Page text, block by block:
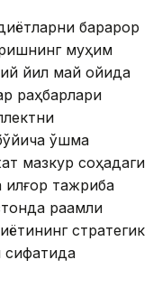
барқарор
муҳим
йил май ойида
раҳбарлари
қўшма
мазкур соҳадаги
тажриба
рақамли
стратегик
сифатида